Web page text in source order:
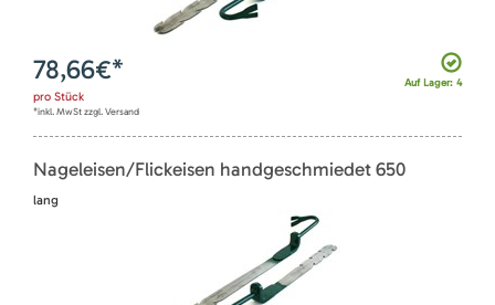
Auf Lager: 4
78,66€*
pro Stück
*inkl. MwSt zzgl. Versand
Nageleisen/Flickeisen handgeschmiedet 650
lang